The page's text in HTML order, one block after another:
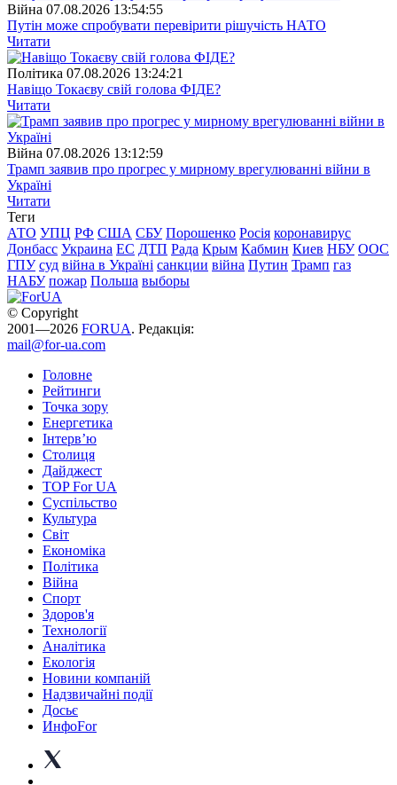
Війна 07.08.2026 13:54:55
Путін може спробувати перевірити рішучість НАТО
Читати
Полiтика 07.08.2026 13:24:21
Навіщо Токаєву свій голова ФІДЕ?
Читати
Війна 07.08.2026 13:12:59
Трамп заявив про прогрес у мирному врегулюванні війни в
Україні
Читати
Теги
АТО УПЦ РФ США СБУ Порошенко Росія коронавирус
Донбасс Украина ЕС ДТП Рада Крым Кабмин Киев НБУ ООС
ГПУ суд війна в Україні санкции війна Путин Трамп газ
НАБУ пожар Польша выборы
© Copyright
2001—2026 FORUA. Редакція:
mail@for-ua.com
Головне
Рейтинги
Точка зору
Енергетика
Інтерв’ю
Столиця
Дайджест
TOP For UA
Суспiльство
Культура
Світ
Економіка
Політика
Війна
Спорт
Здоров'я
Технології
Аналітика
Екологія
Новини компаній
Надзвичайні події
Досьє
ИнфоFor